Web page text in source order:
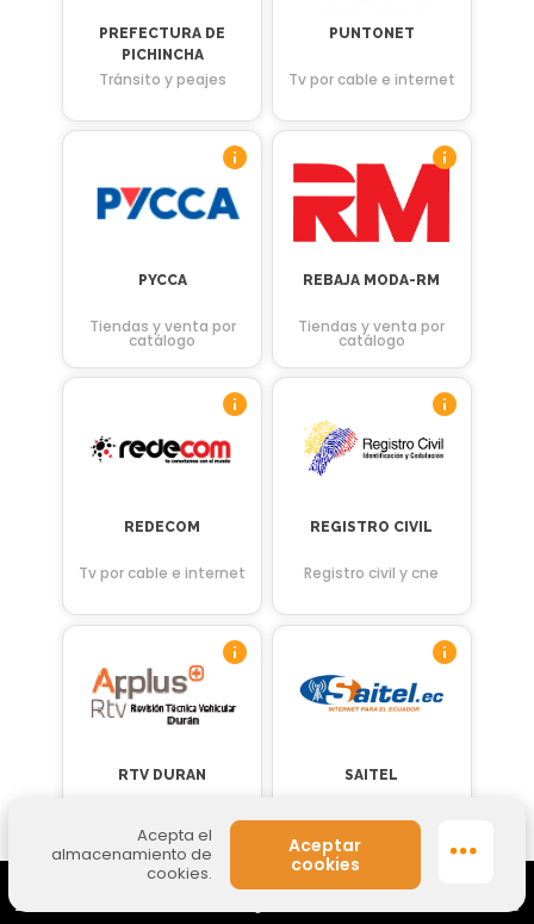
PREFECTURA DE
PICHINCHA
Tránsito y peajes
PUNTONET
Tv por cable e internet
PYCCA
Tiendas y venta por
catálogo
REBAJA MODA-RM
Tiendas y venta por
catálogo
REDECOM
Tv por cable e internet
REGISTRO CIVIL
Registro civil y cne
RTV DURAN SAITEL
Tv por cable e internet
Zensational Contactos
Acepta el
almacenamiento de
cookies.
Aceptar
cookies